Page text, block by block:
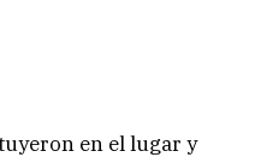
en el lugar y